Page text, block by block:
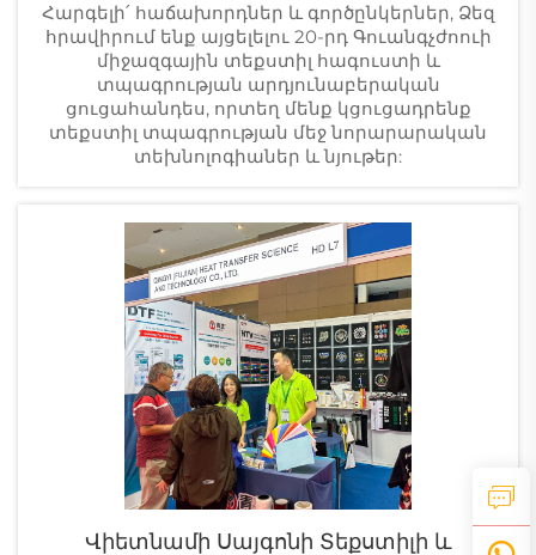
Հարգելի՛ հաճախորդներ և գործընկերներ, Ձեզ
հրավիրում ենք այցելելու 20-րդ Գուանգչժոուի
միջազգային տեքստիլ հագուստի և
տպագրության արդյունաբերական
ցուցահանդես, որտեղ մենք կցուցադրենք
տեքստիլ տպագրության մեջ նորարարական
տեխնոլոգիաներ և նյութեր:
Վիետնամի Սայգոնի Տեքստիլի ԵՒ